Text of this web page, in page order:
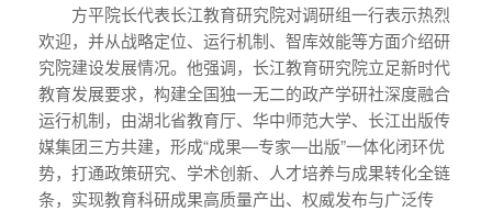
方平院长代表长江教育研究院对调研组一行表示热烈
欢迎，并从战略定位、运行机制、智库效能等方面介绍研
究院建设发展情况。他强调，长江教育研究院立足新时代
教育发展要求，构建全国独一无二的政产学研社深度融合
运行机制，由湖北省教育厅、华中师范大学、长江出版传
媒集团三方共建，形成“成果—专家—出版”一体化闭环优
势，打通政策研究、学术创新、人才培养与成果转化全链
条，实现教育科研成果高质量产出、权威发布与广泛传